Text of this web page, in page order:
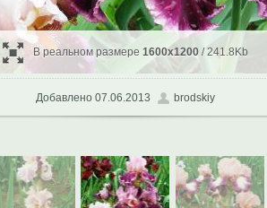
В реальном размере 1600x1200 / 241.8Kb
Добавлено 07.06.2013 brodskiy